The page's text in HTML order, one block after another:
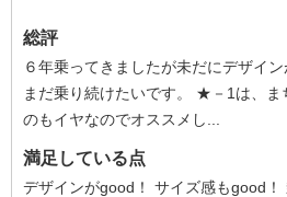
総評
６年乗ってきましたが未だにデザイ
まだ乗り続けたいです。 ★－1は、ま
のもイヤなのでオススメし...
満足している点
デザインがgood！ サイズ感もgood！